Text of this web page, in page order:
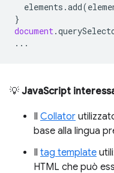
elements .add(
}
document.
...
💡 JavaScript
Il Collator
base alla lingua
Il tag template
HTML che può